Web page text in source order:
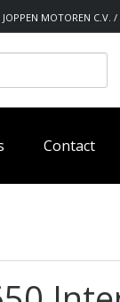
JOPPEN MOTOREN C.V. /
Contact